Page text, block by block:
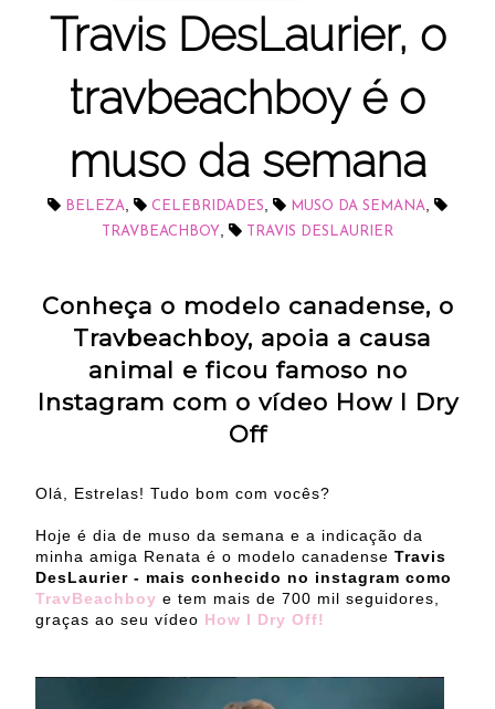
Travis DesLaurier, o
travbeachboy é o
muso da semana
BELEZA CELEBRIDADES MUSO DA SEMANA
TRAVBEACHBOY TRAVIS DESLAURIER
Conheça o modelo canadense, o
Travbeachboy, apoia a causa
animal e ficou famoso no
Instagram com o vídeo How I Dry
Off
Olá, Estrelas! Tudo bom com vocês?
Hoje é dia de muso da semana e a indicação da
minha amiga Renata é o modelo canadense Travis
DesLaurier - mais conhecido no instagram como
TravBeachboy e tem mais de 700 mil seguidores,
graças ao seu vídeo How I Dry Off!